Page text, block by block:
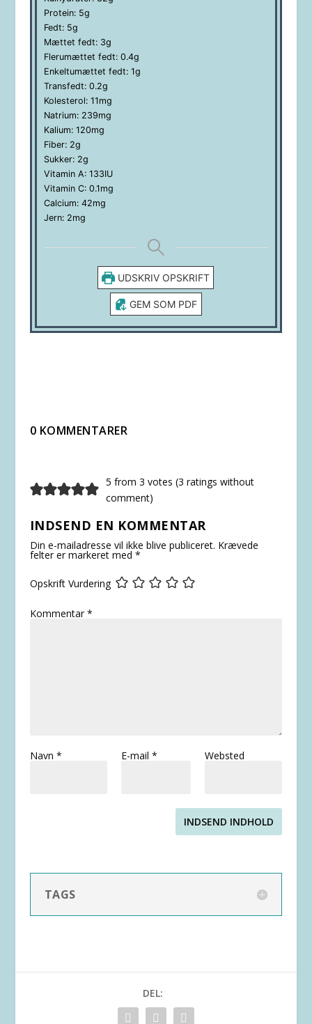
Protein: 5g
Fedt: 5g
Mættet fedt: 3g
Flerumættet fedt: 0.4g
Enkeltumættet fedt: 1g
Transfedt: 0.2g
Kolesterol: 11mg
Natrium: 239mg
Kalium: 120mg
Fiber: 2g
Sukker: 2g
Vitamin A: 133IU
Vitamin C: 0.1mg
Calcium: 42mg
Jern: 2mg
UDSKRIV OPSKRIFT
GEM SOM PDF
0 KOMMENTARER
5 from 3 votes (3 ratings without
comment)
INDSEND EN KOMMENTAR
Din e-mailadresse vil ikke blive publiceret. Krævede
felter er markeret med *
Opskrift Vurdering
Kommentar*
Navn * E-mail * Websted
INDSEND INDHOLD
TAGS
DEL: